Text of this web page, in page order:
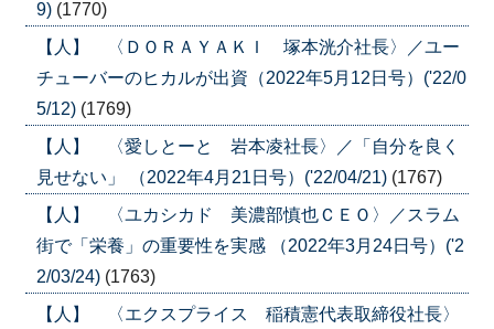
9) (1770)
【人】 〈ＤＯＲＡＹＡＫＩ 塚本洸介社長〉／ユー
チューバーのヒカルが出資（2022年5月12日号）('22/0
5/12) (1769)
【人】 〈愛しとーと 岩本凌社長〉／「自分を良く
見せない」 （2022年4月21日号）('22/04/21) (1767)
【人】 〈ユカシカド 美濃部慎也ＣＥＯ〉／スラム
街で「栄養」の重要性を実感 （2022年3月24日号）('2
2/03/24) (1763)
【人】 〈エクスプライス 稲積憲代表取締役社長〉